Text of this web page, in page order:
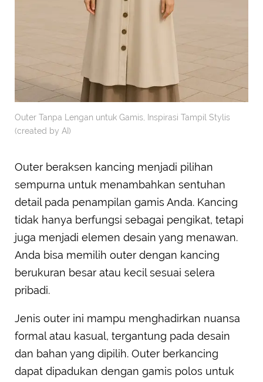
Outer Tanpa Lengan untuk Gamis, Inspirasi Tampil Stylis
(created by AI)
Outer beraksen kancing menjadi pilihan
sempurna untuk menambahkan sentuhan
detail pada penampilan gamis Anda. Kancing
tidak hanya berfungsi sebagai pengikat, tetapi
juga menjadi elemen desain yang menawan.
Anda bisa memilih outer dengan kancing
berukuran besar atau kecil sesuai selera
pribadi.
Jenis outer ini mampu menghadirkan nuansa
formal atau kasual, tergantung pada desain
dan bahan yang dipilih. Outer berkancing
dapat dipadukan dengan gamis polos untuk